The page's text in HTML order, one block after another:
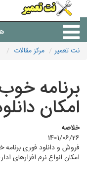
نت تعمیر مرکز مقالات
برنامه
امکان دانلود
خلاصه
1401/06/26
فروش و دانلود فوری برنامه
امکان انواع نرم افزارهای